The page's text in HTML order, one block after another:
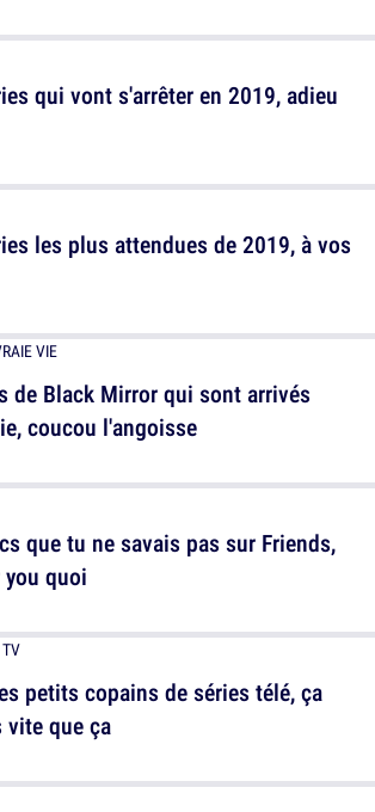
les plus attendues de 2019, à vos
que tu ne savais pas sur Friends,
quoi
qui vont s'arrêter en 2019, adieu
de Black Mirror qui sont arrivés
coucou l'angoisse
petits copains de séries télé, ça
vite que ça